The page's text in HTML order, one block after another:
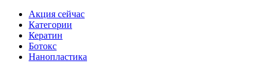
Акция сейчас
Категории
Кератин
Ботокс
Нанопластика